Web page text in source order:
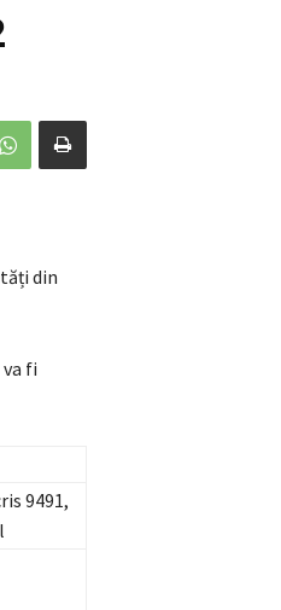
din
fi
9491,